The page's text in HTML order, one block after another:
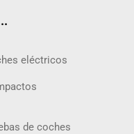
eléctricos
de coches